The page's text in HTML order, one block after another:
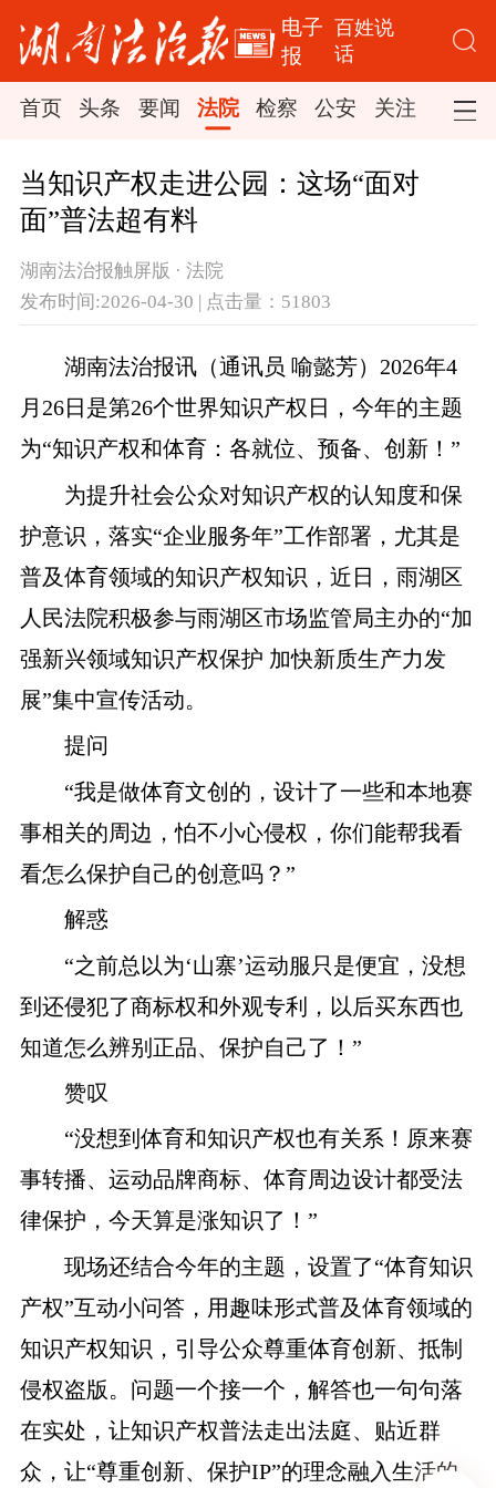
电子
报
百姓说
话
首页 头条 要闻 法院 检察 公安 关注 司法
当知识产权走进公园：这场“面对
面”普法超有料
湖南法治报触屏版 · 法院
发布时间:2026-04-30 | 点击量：51803
湖南法治报讯（通讯员 喻懿芳） 2026年4
月26日是第26个世界知识产权日，今年的主题
为“知识产权和体育：各就位、预备、创新！”
为提升社会公众对知识产权的认知度和保
护意识，落实“企业服务年”工作部署，尤其是
普及体育领域的知识产权知识，近日，雨湖区
人民法院积极参与雨湖区市场监管局主办的“加
强新兴领域知识产权保护 加快新质生产力发
展”集中宣传活动。
提问
“我是做体育文创的，设计了一些和本地赛
事相关的周边，怕不小心侵权，你们能帮我看
看怎么保护自己的创意吗？”
解惑
“之前总以为‘山寨’运动服只是便宜，没想
到还侵犯了商标权和外观专利，以后买东西也
知道怎么辨别正品、保护自己了！”
赞叹
“没想到体育和知识产权也有关系！原来赛
事转播、运动品牌商标、体育周边设计都受法
律保护，今天算是涨知识了！”
现场还结合今年的主题，设置了“体育知识
产权”互动小问答，用趣味形式普及体育领域的
知识产权知识，引导公众尊重体育创新、抵制
侵权盗版。问题一个接一个，解答也一句句落
在实处，让知识产权普法走出法庭、贴近群
众，让“尊重创新、保护IP”的理念融入生活的